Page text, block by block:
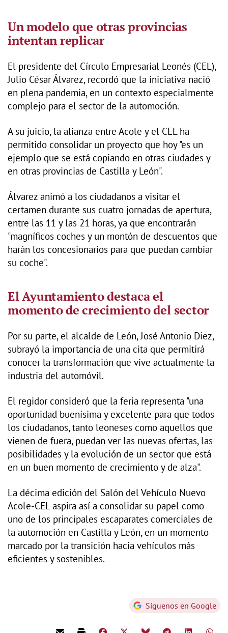
Un modelo que otras provincias
intentan replicar
El presidente del Círculo Empresarial Leonés (CEL),
Julio César Álvarez, recordó que la iniciativa nació
en plena pandemia, en un contexto especialmente
complejo para el sector de la automoción.
A su juicio, la alianza entre Acole y el CEL ha
permitido consolidar un proyecto que hoy "es un
ejemplo que se está copiando en otras ciudades y
en otras provincias de Castilla y León".
Álvarez animó a los ciudadanos a visitar el
certamen durante sus cuatro jornadas de apertura,
entre las 11 y las 21 horas, ya que encontrarán
"magníficos coches y un montón de descuentos que
harán los concesionarios para que puedan cambiar
su coche".
El Ayuntamiento destaca el
momento de crecimiento del sector
Por su parte, el alcalde de León, José Antonio Diez,
subrayó la importancia de una cita que permitirá
conocer la transformación que vive actualmente la
industria del automóvil.
El regidor consideró que la feria representa "una
oportunidad buenísima y excelente para que todos
los ciudadanos, tanto leoneses como aquellos que
vienen de fuera, puedan ver las nuevas ofertas, las
posibilidades y la evolución de un sector que está
en un buen momento de crecimiento y de alza".
La décima edición del Salón del Vehículo Nuevo
Acole-CEL aspira así a consolidar su papel como
uno de los principales escaparates comerciales de
la automoción en Castilla y León, en un momento
marcado por la transición hacia vehículos más
eficientes y sostenibles.
Síguenos en Google